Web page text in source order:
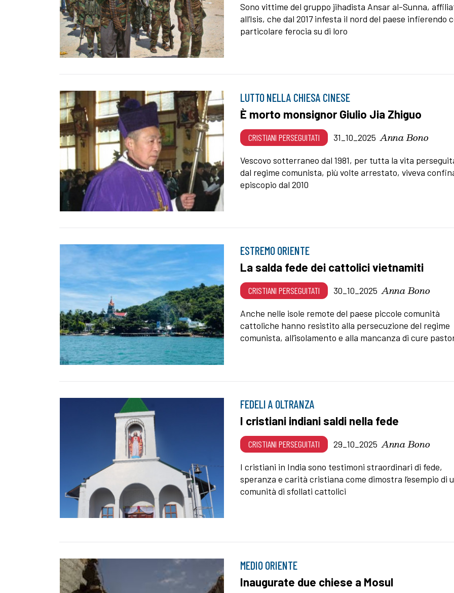
Sono vittime del gruppo jihadista Ansar al-Sunna,
all’Isis, che dal 2017 infesta il nord del paese infierendo
particolare ferocia su di loro
LUTTO NELLA CHIESA CINESE
È morto monsignor Giulio Jia Zhiguo
CRISTIANI PERSEGUITATI 31_10_2025 Anna Bono
Vescovo sotterraneo dal 1981, per tutta la vita
dal regime comunista, più volte arrestato, viveva
episcopio dal 2010
ESTREMO ORIENTE
La salda fede dei cattolici vietnamiti
CRISTIANI PERSEGUITATI 30_10_2025 Anna Bono
Anche nelle isole remote del paese piccole comunità
cattoliche hanno resistito alla persecuzione del regime
comunista, all’isolamento e alla mancanza di cure
FEDELI A OLTRANZA
I cristiani indiani saldi nella fede
CRISTIANI PERSEGUITATI 29_10_2025 Anna Bono
I cristiani in India sono testimoni straordinari di fede,
speranza e carità cristiana come dimostra l’esempio di
comunità di sfollati cattolici
MEDIO ORIENTE
Inaugurate due chiese a Mosul